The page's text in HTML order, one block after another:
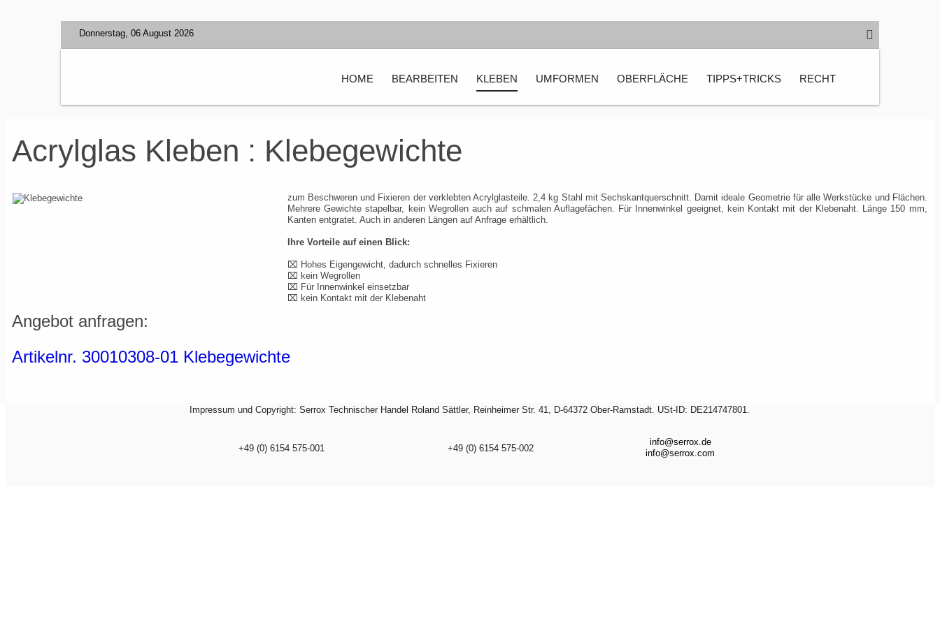
Donnerstag, 06 August 2026
HOME BEARBEITEN KLEBEN UMFORMEN OBERFLÄCHE TIPPS+TRICKS RECHT
Acrylglas Kleben : Klebegewichte
zum Beschweren und Fixieren der verklebten Acrylglasteile. 2,4 kg Stahl mit Sechskantquerschnitt. Damit ideale Geometrie für alle Werkstücke und Flächen.
Mehrere Gewichte stapelbar, kein Wegrollen auch auf schmalen Auflagefächen. Für Innenwinkel geeignet, kein Kontakt mit der Klebenaht. Länge 150 mm,
Kanten entgratet. Auch in anderen Längen auf Anfrage erhältlich.
Ihre Vorteile auf einen Blick:
⌧ Hohes Eigengewicht, dadurch schnelles Fixieren
⌧ kein Wegrollen
⌧ Für Innenwinkel einsetzbar
⌧ kein Kontakt mit der Klebenaht
Angebot anfragen:
Artikelnr. 30010308-01 Klebegewichte
Impressum und Copyright: Serrox Technischer Handel Roland Sättler, Reinheimer Str. 41, D-64372 Ober-Ramstadt. USt-ID: DE214747801.
+49 (0) 6154 575-001 +49 (0) 6154 575-002
info@serrox.de
info@serrox.com